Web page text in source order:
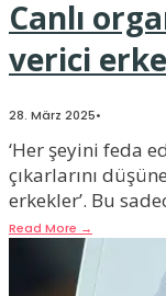
Canlı
verici
28. März 2025•
‘Her şeyini feda
çıkarlarını
erkekler’. Bu
Read More →